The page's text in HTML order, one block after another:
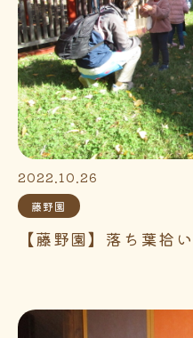
2022.10.26
藤野園
【藤野園】落ち葉拾い